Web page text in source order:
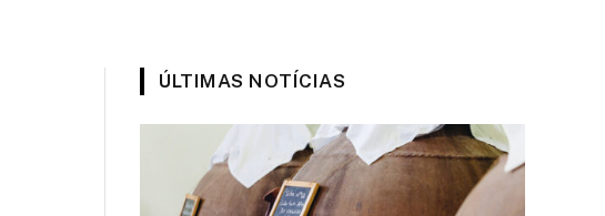
ÚLTIMAS NOTÍCIAS